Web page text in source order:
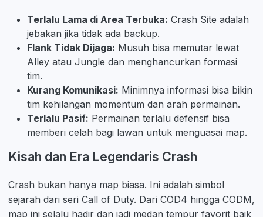
Terlalu Lama di Area Terbuka: Crash Site adalah
jebakan jika tidak ada backup.
Flank Tidak Dijaga: Musuh bisa memutar lewat
Alley atau Jungle dan menghancurkan formasi
tim.
Kurang Komunikasi: Minimnya informasi bisa bikin
tim kehilangan momentum dan arah permainan.
Terlalu Pasif: Permainan terlalu defensif bisa
memberi celah bagi lawan untuk menguasai map.
Kisah dan Era Legendaris Crash
Crash bukan hanya map biasa. Ini adalah simbol
sejarah dari seri Call of Duty. Dari COD4 hingga CODM,
map ini selalu hadir dan jadi medan tempur favorit baik